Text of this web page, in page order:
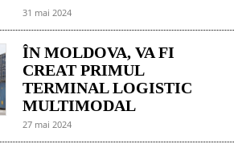
31 mai 2024
ÎN MOLDOVA, VA FI
CREAT PRIMUL
TERMINAL LOGISTIC
MULTIMODAL
27 mai 2024